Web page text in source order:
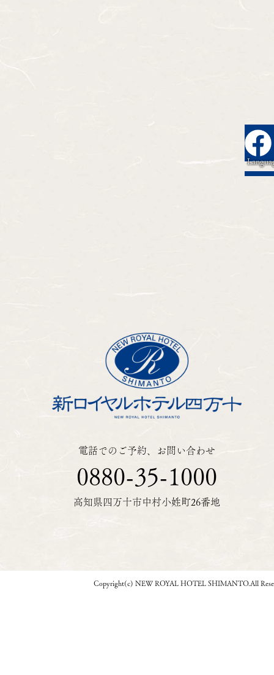
電話でのご予約、お問い合わせ
0880-35-1000
高知県四万十市中村小姓町26番地
Copyright(c) NEW ROYAL HOTEL SHIMANTO.All